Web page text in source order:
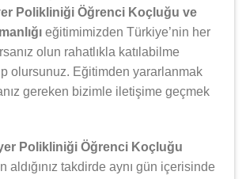
Polikliniği Öğrenci Koçluğu ve
eğitimimizden Türkiye’nin her
olun rahatlıkla katılabilme
olursunuz. Eğitimden yararlanmak
gereken bizimle iletişime geçmek
Polikliniği Öğrenci Koçluğu
aldığınız takdirde aynı gün içerisinde